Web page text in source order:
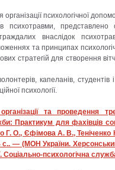
психологічної
психотравми, представлено
внаслідок
та принципах
стратегій для створення
капеланів,
психології.
та проведення
Практикум для фахівців
Г. О., Єфімова А. В.,
— (МОН України.
Соціально-психологічна